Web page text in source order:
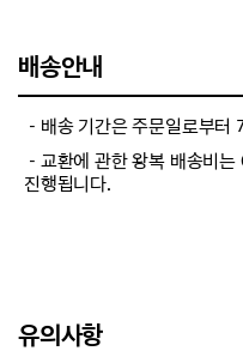
배송안내
－배송 기간은 주문일로부터
－교환에 관한 왕복 배송비
진행됩니다.
유의사항